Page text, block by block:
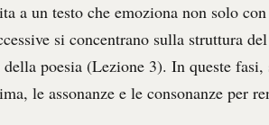
a un testo che emoziona non solo
si concentrano sulla struttura
poesia (Lezione 3). In queste
le assonanze e le consonanze per